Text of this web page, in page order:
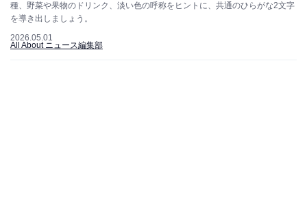
種、野菜や果物のドリンク、淡い色の呼称をヒントに、共通のひらがな2文字
を導き出しましょう。
2026.05.01
All About ニュース編集部